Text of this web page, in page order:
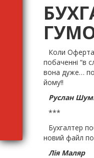
Коли
побаченні “в
вона дуже…
йому!!
Руслан
***
Бухгалтер
новий файл
Лія Маляр